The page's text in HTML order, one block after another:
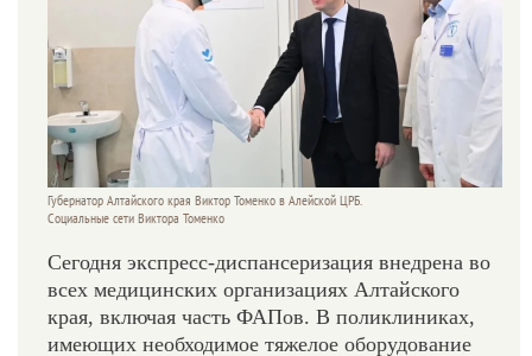
Губернатор Алтайского края Виктор Томенко в Алейской ЦРБ.
Социальные сети Виктора Томенко
Сегодня экспресс-диспансеризация внедрена во
всех медицинских организациях Алтайского
края, включая часть ФАПов. В поликлиниках,
имеющих необходимое тяжелое оборудование